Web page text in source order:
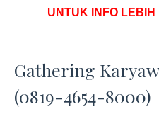
UNTUK INFO
Gathering
(0819-4654-8000)